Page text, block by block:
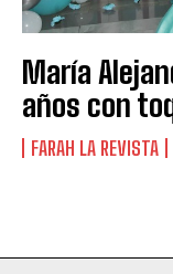
María
años con
FARAH LA REVISTA